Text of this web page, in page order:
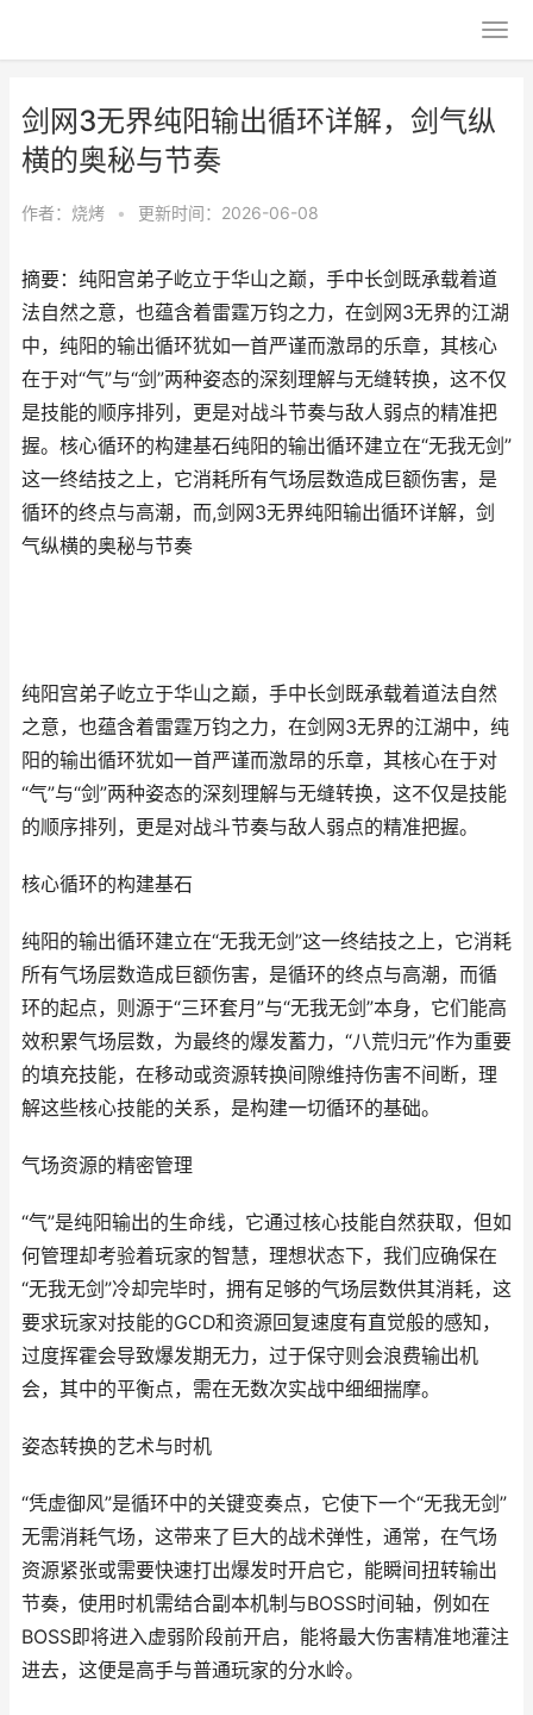
剑网3无界纯阳输出循环详解，剑气纵
横的奥秘与节奏
作者： 烧烤 • 更新时间：2026-06-08
摘要：纯阳宫弟子屹立于华山之巅，手中长剑既承载着道
法自然之意，也蕴含着雷霆万钧之力，在剑网3无界的江湖
中，纯阳的输出循环犹如一首严谨而激昂的乐章，其核心
在于对“气”与“剑”两种姿态的深刻理解与无缝转换，这不仅
是技能的顺序排列，更是对战斗节奏与敌人弱点的精准把
握。核心循环的构建基石纯阳的输出循环建立在“无我无剑”
这一终结技之上，它消耗所有气场层数造成巨额伤害，是
循环的终点与高潮，而,剑网3无界纯阳输出循环详解，剑
气纵横的奥秘与节奏
纯阳宫弟子屹立于华山之巅，手中长剑既承载着道法自然
之意，也蕴含着雷霆万钧之力，在剑网3无界的江湖中，纯
阳的输出循环犹如一首严谨而激昂的乐章，其核心在于对
“气”与“剑”两种姿态的深刻理解与无缝转换，这不仅是技能
的顺序排列，更是对战斗节奏与敌人弱点的精准把握。
核心循环的构建基石
纯阳的输出循环建立在“无我无剑”这一终结技之上，它消耗
所有气场层数造成巨额伤害，是循环的终点与高潮，而循
环的起点，则源于“三环套月”与“无我无剑”本身，它们能高
效积累气场层数，为最终的爆发蓄力，“八荒归元”作为重要
的填充技能，在移动或资源转换间隙维持伤害不间断，理
解这些核心技能的关系，是构建一切循环的基础。
气场资源的精密管理
“气”是纯阳输出的生命线，它通过核心技能自然获取，但如
何管理却考验着玩家的智慧，理想状态下，我们应确保在
“无我无剑”冷却完毕时，拥有足够的气场层数供其消耗，这
要求玩家对技能的GCD和资源回复速度有直觉般的感知，
过度挥霍会导致爆发期无力，过于保守则会浪费输出机
会，其中的平衡点，需在无数次实战中细细揣摩。
姿态转换的艺术与时机
“凭虚御风”是循环中的关键变奏点，它使下一个“无我无剑”
无需消耗气场，这带来了巨大的战术弹性，通常，在气场
资源紧张或需要快速打出爆发时开启它，能瞬间扭转输出
节奏，使用时机需结合副本机制与BOSS时间轴，例如在
BOSS即将进入虚弱阶段前开启，能将最大伤害精准地灌注
进去，这便是高手与普通玩家的分水岭。